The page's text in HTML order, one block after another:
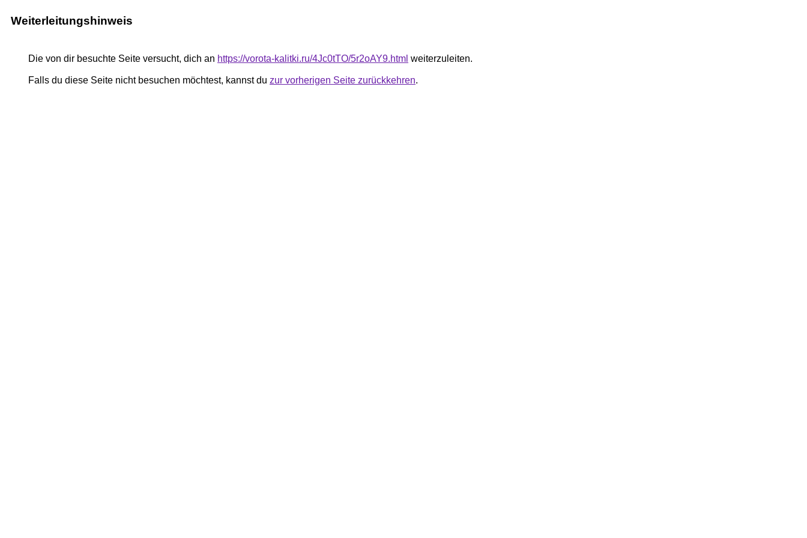
Weiterleitungshinweis
Die von dir besuchte Seite versucht, dich an https://vorota-kalitki.ru/4Jc0tTO/5r2oAY9.html weiterzuleiten.
Falls du diese Seite nicht besuchen möchtest, kannst du zur vorherigen Seite zurückkehren.